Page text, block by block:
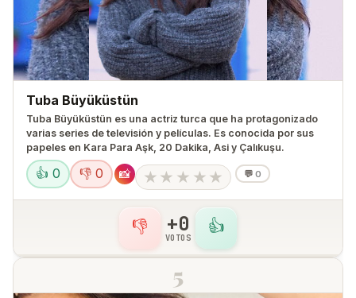
Tuba Büyüküstün
Tuba Büyüküstün es una actriz turca que ha protagonizado
varias series de televisión y películas. Es conocida por sus
papeles en Kara Para Aşk, 20 Dakika, Asi y Çalıkuşu.
👍 0 👎 0 📸 ★ ★ ★ ★ ★ 💬 0
👍
+0
VOTOS
👎
5